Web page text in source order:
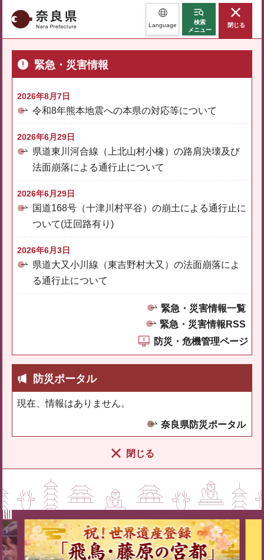
奈良県 Language
検索
メニュー
閉じる
緊急・災害情報
2026年8月7日
令和8年熊本地震への本県の対応等について
2026年6月29日
県道東川河合線（上北山村小橡）の路肩決壊及び
法面崩落による通行止について
2026年6月29日
国道168号（十津川村平谷）の崩土による通行止に
ついて(迂回路有り)
2026年6月3日
県道大又小川線（東吉野村大又）の法面崩落によ
る通行止について
緊急・災害情報一覧
緊急・災害情報RSS
防災・危機管理ページ
防災ポータル
現在、情報はありません。
奈良県防災ポータル
閉じる